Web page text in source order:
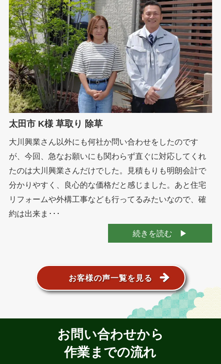
太田市 K様 草取り 除草
大川興業さん以外にも何社か問い合わせをしたのです
が、今回、急なお願いにも関わらず直ぐに対応してくれ
たのは大川興業さんだけでした。見積もりも明朗会計で
分かりやすく、良心的な価格だと感じました。あと住宅
リフォームや外構工事なども行ってるみたいなので、確
約は出来ま･･･
続きを読む
お客様の声一覧を見る
お問い合わせから
作業までの流れ